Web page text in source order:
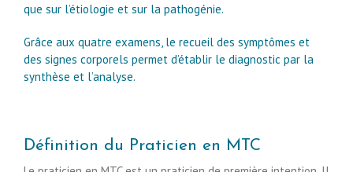
que sur l’étiologie et sur la pathogénie.
Grâce aux quatre examens, le recueil des symptômes et
des signes corporels permet d’établir le diagnostic par la
synthèse et l’analyse.
Définition du Praticien en MTC